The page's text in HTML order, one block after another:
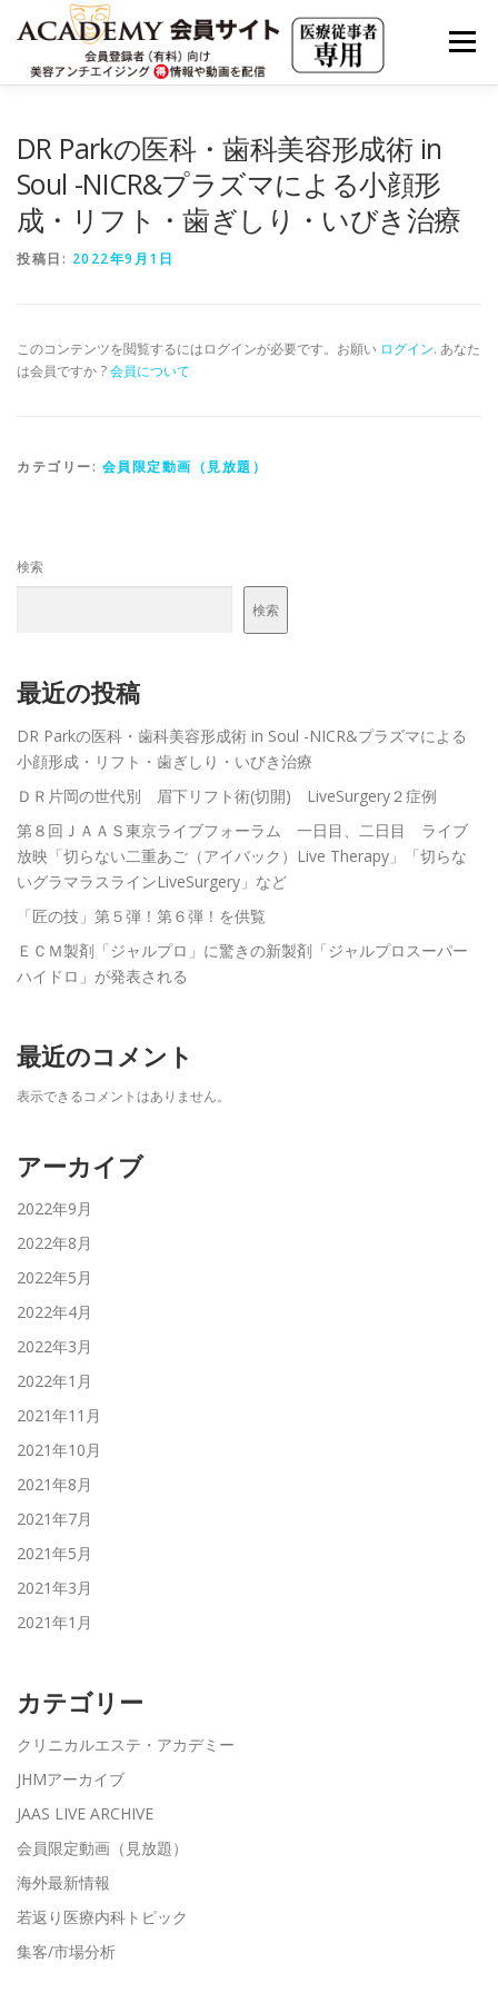
メニュー
JAAS LIVE ARCHIVE 海外最新情報
実践の若返り・美容内科療法
クリニカルエステ・アカデミー
DR Parkの医科・歯科美容形成術 in
Soul -NICR&プラズマによる小顔形
成・リフト・歯ぎしり・いびき治療
投稿日: 2022年9月1日
このコンテンツを閲覧するにはログインが必要です。お願い ログイン. あなた
は会員ですか ?会員について
カテゴリー: 会員限定動画（見放題）
検索
検索
最近の投稿
DR Parkの医科・歯科美容形成術 in Soul -NICR&プラズマによる
小顔形成・リフト・歯ぎしり・いびき治療
ＤＲ片岡の世代別 眉下リフト術(切開) LiveSurgery２症例
第８回ＪＡＡＳ東京ライブフォーラム 一日目、二日目 ライブ
放映「切らない二重あご（アイバック）Live Therapy」「切らな
いグラマラスラインLiveSurgery」など
「匠の技」第５弾！第６弾！を供覧
ＥＣＭ製剤「ジャルプロ」に驚きの新製剤「ジャルプロスーパー
ハイドロ」が発表される
最近のコメント
表示できるコメントはありません。
アーカイブ
2022年9月
2022年8月
2022年5月
2022年4月
2022年3月
2022年1月
2021年11月
2021年10月
2021年8月
2021年7月
2021年5月
2021年3月
2021年1月
カテゴリー
クリニカルエステ・アカデミー
JHMアーカイブ
JAAS LIVE ARCHIVE
会員限定動画（見放題）
海外最新情報
若返り医療内科トピック
集客/市場分析